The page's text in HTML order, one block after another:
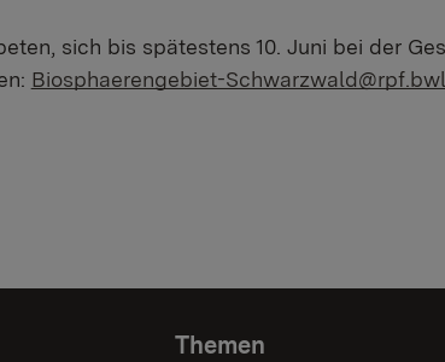
sich bis spätestens 10. Juni bei der
Biosphaerengebiet-
Themen